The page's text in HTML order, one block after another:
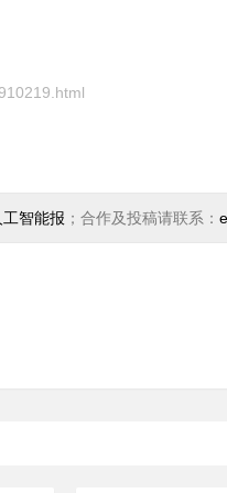
工智能报 ；合作及投稿请联系：